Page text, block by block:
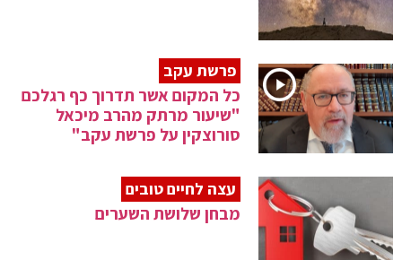
פרשת עקב
כל המקום אשר תדרוך כף רגלכם
"שיעור מרתק מהרב מיכאל
סורוצקין על פרשת עקב"
עצה לחיים טובים
מבחן שלושת השערים